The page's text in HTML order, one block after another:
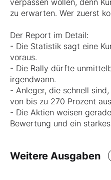
zu erwarten. Wer zuerst
Der Report im Detail:
- Die Statistik sagt eine
voraus.
- Die Rally dürfte
irgendwann.
- Anleger, die schnell
von bis zu 270 Prozent
- Die Aktien weisen
Bewertung und ein
Weitere Ausgaben